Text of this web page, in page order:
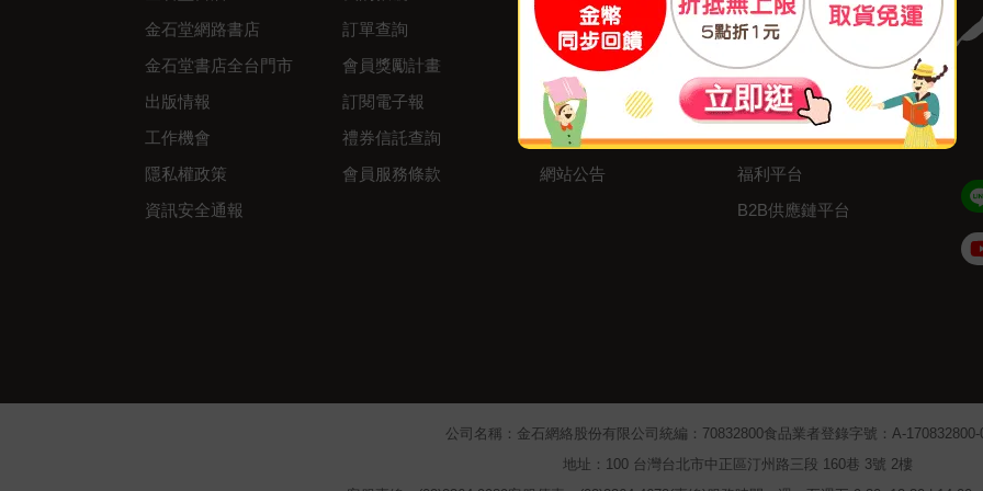
金石堂網路書店
金石堂書店全台門市
出版情報
工作機會
隱私權政策
資訊安全通報
訂單查詢
會員獎勵計畫
訂閱電子報
禮券信託查詢
會員服務條款
付款方式
寄送方式
售後服務
聯絡我們
網站公告
我要成為供應商
廣告合作
分紅大聯盟
大量採購
福利平台
B2B供應鏈平台
公司名稱：金石網絡股份有限公司 統編：70832800食品業者登錄字號：A-170832800-
地址：100 台灣台北市中正區汀州路三段 160巷 3號 2樓